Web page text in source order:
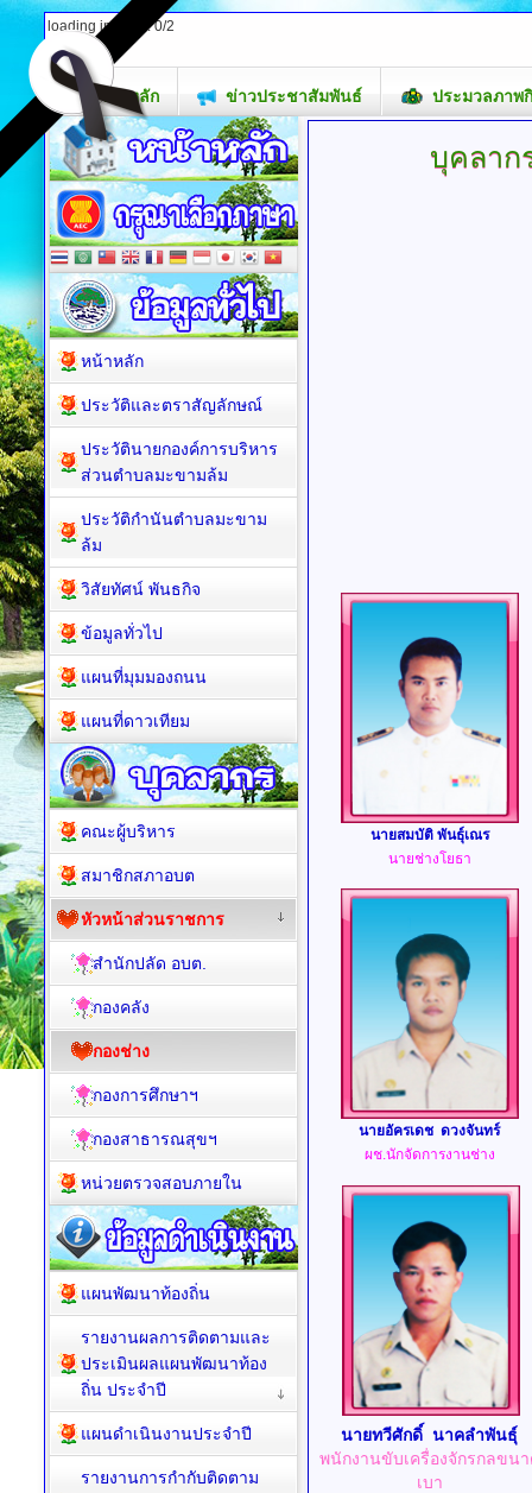
loading images: 0/2
หน้าหลัก ข่าวประชาสัมพันธ์ ประมวลภาพ
บุคลาก
นายสมบัติ พันธุ์เณร
นายช่างโยธา
นายอัครเดช ดวงจันทร์
ผช.นักจัดการงานช่าง
นายทวีศักดิ์ นาคลำพันธุ์
พนักงานขับเครื่องจักรกลขน
เบา
หน้าหลัก
ประวัติและตราสัญลักษณ์
ประวัตินายกองค์การบริหาร
ส่วนตำบลมะขามล้ม
ประวัติกำนันตำบลมะขาม
ล้ม
วิสัยทัศน์ พันธกิจ
ข้อมูลทั่วไป
แผนที่มุมมองถนน
แผนที่ดาวเทียม
คณะผู้บริหาร
สมาชิกสภาอบต
หัวหน้าส่วนราชการ
สำนักปลัด อบต.
กองคลัง
กองช่าง
กองการศึกษาฯ
กองสาธารณสุขฯ
หน่วยตรวจสอบภายใน
แผนพัฒนาท้องถิ่น
รายงานผลการติดตามและ
ประเมินผลแผนพัฒนาท้อง
ถิ่น ประจำปี
แผนดำเนินงานประจำปี
รายงานการกำกับติดตาม